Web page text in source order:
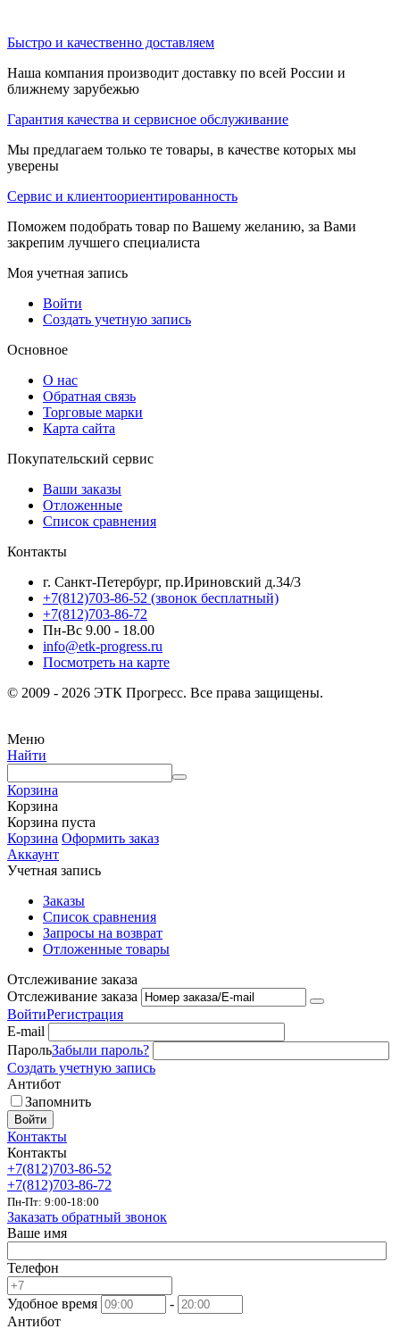
Быстро и качественно доставляем
Наша компания производит доставку по всей России и
ближнему зарубежью
Гарантия качества и сервисное обслуживание
Мы предлагаем только те товары, в качестве которых мы
уверены
Сервис и клиентоориентированность
Поможем подобрать товар по Вашему желанию, за Вами
закрепим лучшего специалиста
Моя учетная запись
Войти
Создать учетную запись
Основное
О нас
Обратная связь
Торговые марки
Карта сайта
Покупательский сервис
Ваши заказы
Отложенные
Список сравнения
Контакты
г. Санкт-Петербург, пр.Ириновский д.34/3
+7(812)703-86-52 (звонок бесплатный)
+7(812)703-86-72
Пн-Вс 9.00 - 18.00
info@etk-progress.ru
Посмотреть на карте
© 2009 - 2026 ЭТК Прогресс. Все права защищены.
Меню
Найти
Корзина
Корзина
Корзина пуста
Корзина Оформить заказ
Аккаунт
Учетная запись
Заказы
Список сравнения
Запросы на возврат
Отложенные товары
Отслеживание заказа
Отслеживание заказа
ВойтиРегистрация
E-mail
ПарольЗабыли пароль?
Создать учетную запись
Антибот
Запомнить
Войти
Контакты
Контакты
+7(812)703-86-52
+7(812)703-86-72
Пн-Пт: 9:00-18:00
Заказать обратный звонок
Ваше имя
Телефон
Удобное время
-
Антибот